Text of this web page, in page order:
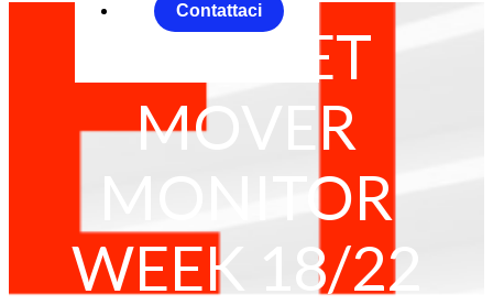
Contattaci
MARKET
MOVER
MONITOR
WEEK 18/22